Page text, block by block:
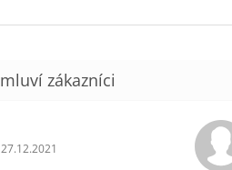
Hodnocení obchodu je 5 z 5 hvězdiček.
27.12.2021